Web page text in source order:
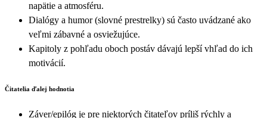
napätie a atmosféru.
Dialógy a humor (slovné prestrelky) sú často uvádzané ako
veľmi zábavné a osviežujúce.
Kapitoly z pohľadu oboch postáv dávajú lepší vhľad do ich
motivácií.
Čitatelia ďalej hodnotia
Záver/epilóg je pre niektorých čitateľov príliš rýchly a